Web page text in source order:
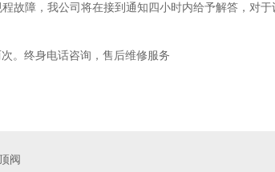
障，我公司将在接到通知四小时内给予解答，对于
。终身电话咨询，售后维修服务
阀